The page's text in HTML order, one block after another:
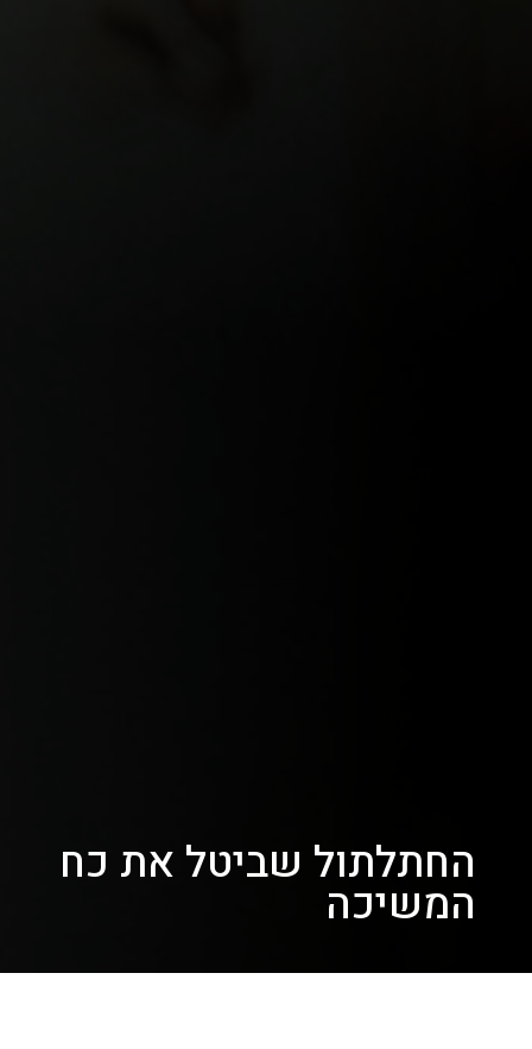
החתלתול שביטל את כח
המשיכה